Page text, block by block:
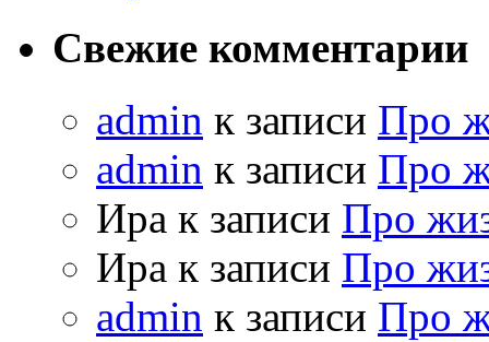
Свежие комментарии
admin к записи Про
admin к записи Про
Ира к записи Про
Ира к записи Про
admin к записи Про